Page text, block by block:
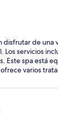
disfrutar de una
servicios
Este spa está
varios